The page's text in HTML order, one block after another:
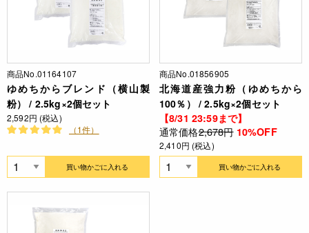
商品No.01164107
ゆめちからブレンド（横山製
粉） / 2.5kg×2個セット
2,592円 (税込)
（1件）
買い物かごに入れる
商品No.01856905
北海道産強力粉（ゆめちから
100％） / 2.5kg×2個セット
【8/31 23:59まで】
通常価格2,678円 10%OFF
2,410円 (税込)
買い物かごに入れる